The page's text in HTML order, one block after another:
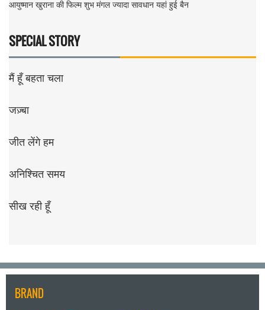
आयुष्मान खुराना की फिल्म शुभ मंगल ज्यादा सावधान यहां हुई बैन
SPECIAL STORY
मैं हूँ बहता चला
जज़्बा
जीत लेंगे हम
अनिश्चित समय
सीख रही हूँ
BRAND